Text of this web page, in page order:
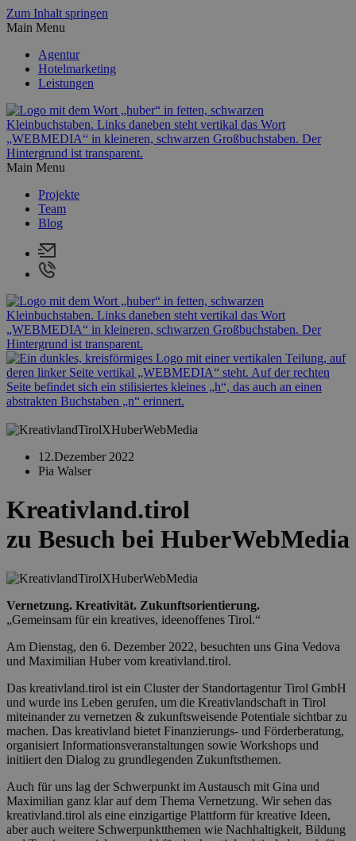
Zum Inhalt springen
Main Menu
Agentur
Hotelmarketing
Leistungen
Main Menu
Projekte
Team
Blog
12.Dezember 2022
Pia Walser
Kreativland.tirol
zu Besuch bei HuberWebMedia
Vernetzung. Kreativität. Zukunftsorientierung.
„Gemeinsam für ein kreatives, ideenoffenes Tirol.“
Am Dienstag, den 6. Dezember 2022, besuchten uns Gina Vedova
und Maximilian Huber vom kreativland.tirol.
Das kreativland.tirol ist ein Cluster der Standortagentur Tirol GmbH
und wurde ins Leben gerufen, um die Kreativlandschaft in Tirol
miteinander zu vernetzen & zukunftsweisende Potentiale sichtbar zu
machen. Das kreativland bietet Finanzierungs- und Förderberatung,
organisiert Informationsveranstaltungen sowie Workshops und
initiiert den Dialog zu grundlegenden Zukunftsthemen.
Auch für uns lag der Schwerpunkt im Austausch mit Gina und
Maximilian ganz klar auf dem Thema Vernetzung. Wir sehen das
kreativland.tirol als eine einzigartige Plattform für kreative Ideen,
aber auch weitere Schwerpunktthemen wie Nachhaltigkeit, Bildung